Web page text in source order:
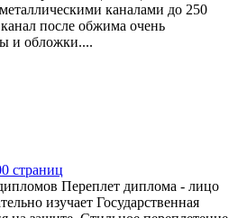
каналами до 250
после обжима очень
и обложки....
страниц
Переплет диплома - лицо
изучает Государственная